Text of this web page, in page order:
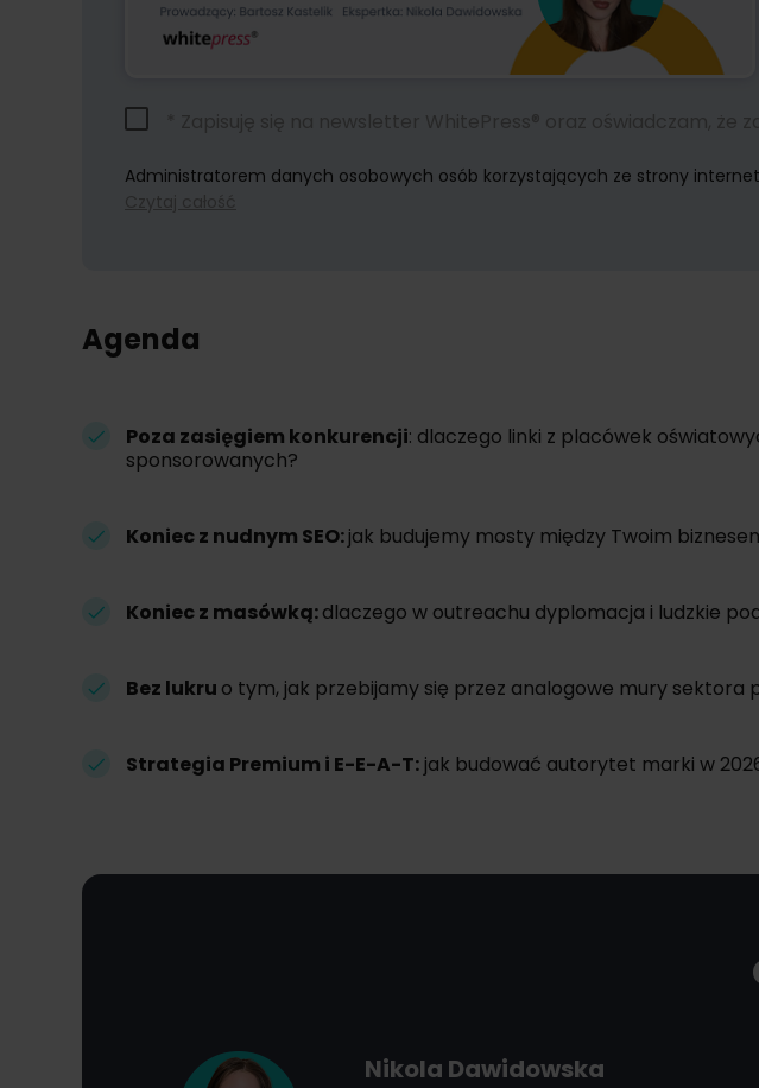
Administratorem danych osobowych osób korzystających ze strony
Agenda
Poza zasięgiem konkurencji: dlaczego linki z placówek
sponsorowanych?
Koniec z nudnym SEO:jak budujemy mosty między Twoim
Koniec z masówką:dlaczego w outreachu dyplomacja i ludzkie
Bez lukru o tym, jak przebijamy się przez analogowe mury sektora
Strategia Premium i E-E-A-T: jak budować autorytet marki w
Nikola Dawidowska